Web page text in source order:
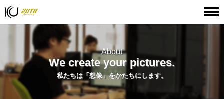
HOME ケージェイプロダクションについて
About
We create your pictures.
私たちは「想像」をかたちにします。